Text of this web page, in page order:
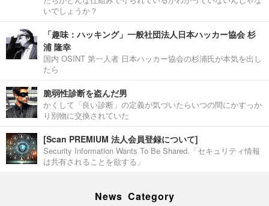
いでしょうか？
「趣味：ハッキング」一般社団法人日本ハッカー協会 杉
浦 隆幸
国内 OSINT 第一人者 日本ハッカー協会の杉浦氏が本気を出し
たら
脆弱性診断を盗んだ男
かくして「良い診断」の定義が気づいたらいつの間にかすっか
り別物に交換されていた
[Scan PREMIUM 法人会員登録について]
Security Information Wants To Be Shared.「セキュリティ情報
は共有されることを欲する」
News Category